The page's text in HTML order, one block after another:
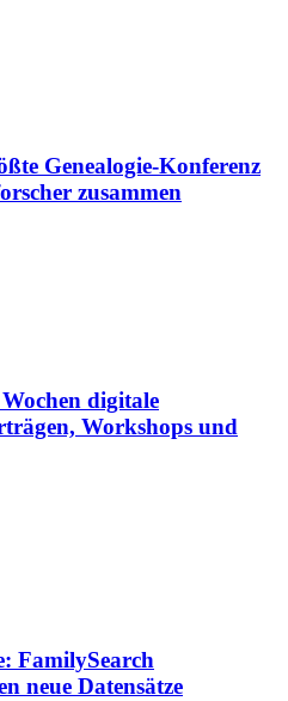
Genealogie-Konferenz
zusammen
digitale
Workshops und
FamilySearch
neue Datensätze